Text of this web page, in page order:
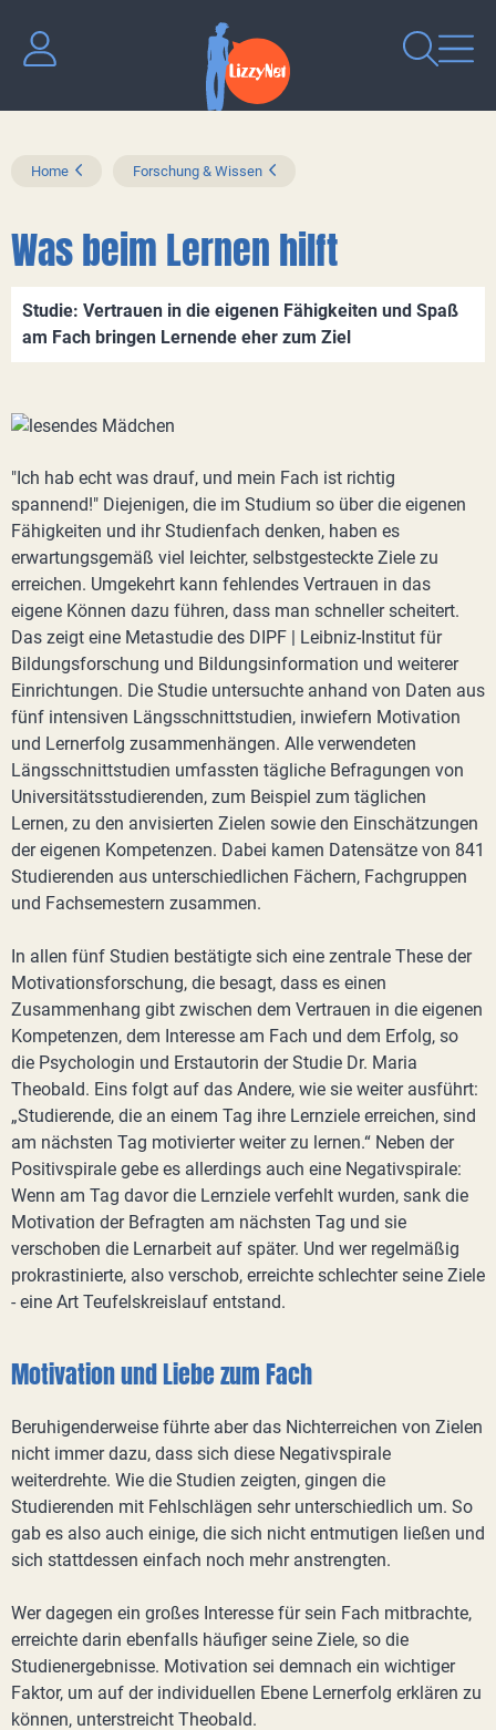
Home Forschung & Wissen
Was beim Lernen hilft
Studie: Vertrauen in die eigenen Fähigkeiten und Spaß
am Fach bringen Lernende eher zum Ziel
"Ich hab echt was drauf, und mein Fach ist richtig
spannend!" Diejenigen, die im Studium so über die eigenen
Fähigkeiten und ihr Studienfach denken, haben es
erwartungsgemäß viel leichter, selbstgesteckte Ziele zu
erreichen. Umgekehrt kann fehlendes Vertrauen in das
eigene Können dazu führen, dass man schneller scheitert.
Das zeigt eine Metastudie des DIPF | Leibniz-Institut für
Bildungsforschung und Bildungsinformation und weiterer
Einrichtungen. Die Studie untersuchte anhand von Daten aus
fünf intensiven Längsschnittstudien, inwiefern Motivation
und Lernerfolg zusammenhängen. Alle verwendeten
Längsschnittstudien umfassten tägliche Befragungen von
Universitätsstudierenden, zum Beispiel zum täglichen
Lernen, zu den anvisierten Zielen sowie den Einschätzungen
der eigenen Kompetenzen. Dabei kamen Datensätze von 841
Studierenden aus unterschiedlichen Fächern, Fachgruppen
und Fachsemestern zusammen.
In allen fünf Studien bestätigte sich eine zentrale These der
Motivationsforschung, die besagt, dass es einen
Zusammenhang gibt zwischen dem Vertrauen in die eigenen
Kompetenzen, dem Interesse am Fach und dem Erfolg, so
die Psychologin und Erstautorin der Studie Dr. Maria
Theobald. Eins folgt auf das Andere, wie sie weiter ausführt:
„Studierende, die an einem Tag ihre Lernziele erreichen, sind
am nächsten Tag motivierter weiter zu lernen.“ Neben der
Positivspirale gebe es allerdings auch eine Negativspirale:
Wenn am Tag davor die Lernziele verfehlt wurden, sank die
Motivation der Befragten am nächsten Tag und sie
verschoben die Lernarbeit auf später. Und wer regelmäßig
prokrastinierte, also verschob, erreichte schlechter seine Ziele
- eine Art Teufelskreislauf entstand.
Motivation und Liebe zum Fach
Beruhigenderweise führte aber das Nichterreichen von Zielen
nicht immer dazu, dass sich diese Negativspirale
weiterdrehte. Wie die Studien zeigten, gingen die
Studierenden mit Fehlschlägen sehr unterschiedlich um. So
gab es also auch einige, die sich nicht entmutigen ließen und
sich stattdessen einfach noch mehr anstrengten.
Wer dagegen ein großes Interesse für sein Fach mitbrachte,
erreichte darin ebenfalls häufiger seine Ziele, so die
Studienergebnisse. Motivation sei demnach ein wichtiger
Faktor, um auf der individuellen Ebene Lernerfolg erklären zu
können, unterstreicht Theobald.